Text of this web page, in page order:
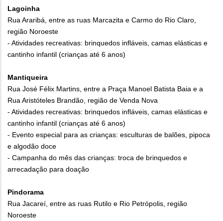
Lagoinha
Rua Araribá, entre as ruas Marcazita e Carmo do Rio Claro,
região Noroeste
- Atividades recreativas: brinquedos infláveis, camas elásticas e
cantinho infantil (crianças até 6 anos)
Mantiqueira
Rua José Félix Martins, entre a Praça Manoel Batista Baia e a
Rua Aristóteles Brandão, região de Venda Nova
- Atividades recreativas: brinquedos infláveis, camas elásticas e
cantinho infantil (crianças até 6 anos)
- Evento especial para as crianças: esculturas de balões, pipoca
e algodão doce
- Campanha do mês das crianças: troca de brinquedos e
arrecadação para doação
Pindorama
Rua Jacareí, entre as ruas Rutilo e Rio Petrópolis, região
Noroeste